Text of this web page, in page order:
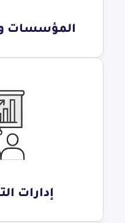
المؤسسات
إدارات